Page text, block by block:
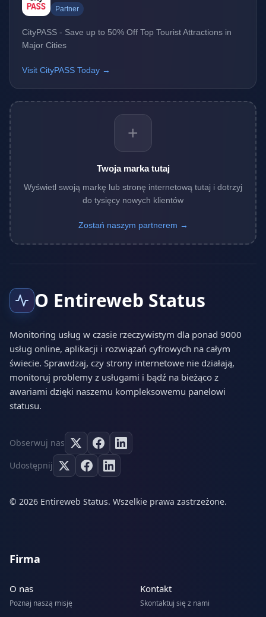
Partner
CityPASS - Save up to 50% Off Top Tourist Attractions in
Major Cities
Visit CityPASS Today →
+
Twoja marka tutaj
Wyświetl swoją markę lub stronę internetową tutaj i dotrzyj
do tysięcy nowych klientów
Zostań naszym partnerem →
O Entireweb Status
Monitoring usług w czasie rzeczywistym dla ponad 9000
usług online, aplikacji i rozwiązań cyfrowych na całym
świecie. Sprawdzaj, czy strony internetowe nie działają,
monitoruj problemy z usługami i bądź na bieżąco z
awariami dzięki naszemu kompleksowemu panelowi
statusu.
Obserwuj nas
Udostępnij
© 2026 Entireweb Status. Wszelkie prawa zastrzeżone.
Firma
O nas
Poznaj naszą misję
Kontakt
Skontaktuj się z nami